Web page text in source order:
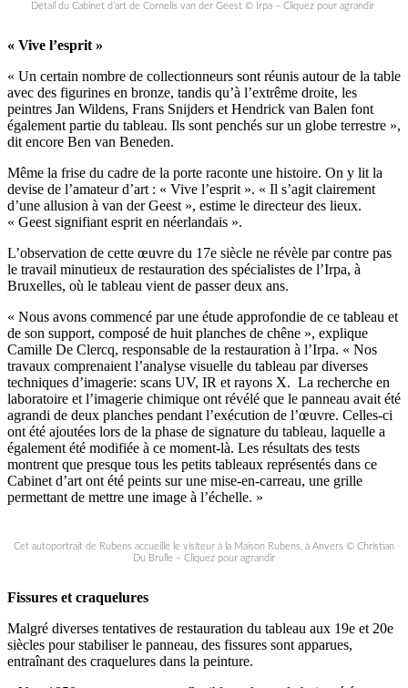
Détail du Cabinet d’art de Cornelis van der Geest © Irpa – Cliquez pour agrandir
« Vive l’esprit »
« Un certain nombre de collectionneurs sont réunis autour de la table
avec des figurines en bronze, tandis qu’à l’extrême droite, les
peintres Jan Wildens, Frans Snijders et Hendrick van Balen font
également partie du tableau. Ils sont penchés sur un globe terrestre »,
dit encore Ben van Beneden.
Même la frise du cadre de la porte raconte une histoire. On y lit la
devise de l’amateur d’art : « Vive l’esprit ». « Il s’agit clairement
d’une allusion à van der Geest », estime le directeur des lieux.
« Geest signifiant esprit en néerlandais ».
L’observation de cette œuvre du 17e siècle ne révèle par contre pas
le travail minutieux de restauration des spécialistes de l’Irpa, à
Bruxelles, où le tableau vient de passer deux ans.
« Nous avons commencé par une étude approfondie de ce tableau et
de son support, composé de huit planches de chêne », explique
Camille De Clercq, responsable de la restauration à l’Irpa. « Nos
travaux comprenaient l’analyse visuelle du tableau par diverses
techniques d’imagerie: scans UV, IR et rayons X. La recherche en
laboratoire et l’imagerie chimique ont révélé que le panneau avait été
agrandi de deux planches pendant l’exécution de l’œuvre. Celles-ci
ont été ajoutées lors de la phase de signature du tableau, laquelle a
également été modifiée à ce moment-là. Les résultats des tests
montrent que presque tous les petits tableaux représentés dans ce
Cabinet d’art ont été peints sur une mise-en-carreau, une grille
permettant de mettre une image à l’échelle. »
Cet autoportrait de Rubens accueille le visiteur à la Maison Rubens, à Anvers © Christian
Du Brulle – Cliquez pour agrandir
Fissures et craquelures
Malgré diverses tentatives de restauration du tableau aux 19e et 20e
siècles pour stabiliser le panneau, des fissures sont apparues,
entraînant des craquelures dans la peinture.